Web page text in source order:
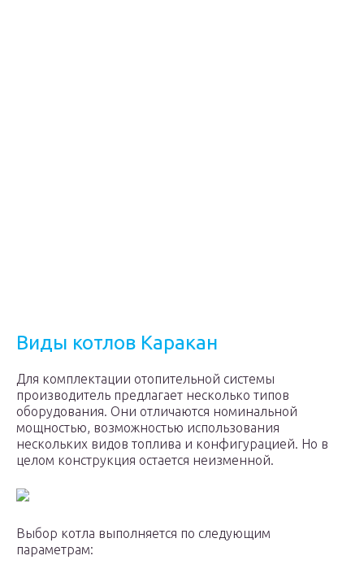
Виды котлов Каракан
Для комплектации отопительной системы
производитель предлагает несколько типов
оборудования. Они отличаются номинальной
мощностью, возможностью использования
нескольких видов топлива и конфигурацией. Но в
целом конструкция остается неизменной.
Выбор котла выполняется по следующим
параметрам: